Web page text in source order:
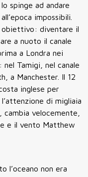
spinge ad andare
impossibili.
obiettivo: diventare il
a nuoto il canale
a Londra nei
Tamigi, nel canale
a Manchester. Il 12
inglese per
di migliaia
velocemente,
e il vento Matthew
l’oceano non era